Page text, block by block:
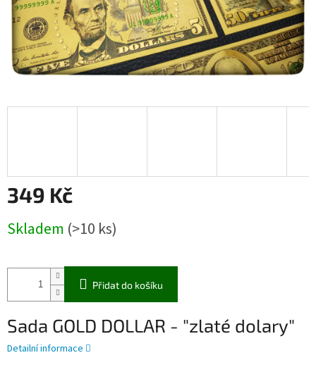
349 Kč
cena:
Skladem (>10 ks)
Přidat do košíku
Sada GOLD DOLLAR - "zlaté dolary"
Detailní informace